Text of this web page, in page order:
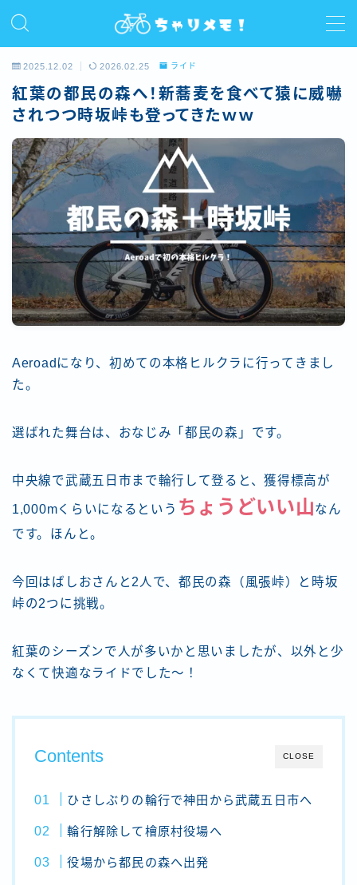
MENU
ホーム
プロフィール
ライド
サイクルコラム
レビュー/インプレ
2025.12.02 2026.02.25 ライド
紅葉の都民の森へ！新蕎麦を食べて猿に威嚇
されつつ時坂峠も登ってきたｗｗ
Aeroadになり、初めての本格ヒルクラに行ってきまし
た。
選ばれた舞台は、おなじみ「都民の森」です。
中央線で武蔵五日市まで輪行して登ると、獲得標高が
1,000mくらいになるという ちょうどいい山なん
です。ほんと。
今回はばしおさんと2人で、都民の森（風張峠）と時坂
峠の2つに挑戦。
紅葉のシーズンで人が多いかと思いましたが、以外と少
なくて快適なライドでした〜！
CLOSE
Contents
ひさしぶりの輪行で神田から武蔵五日市へ
輪行解除して檜原村役場へ
役場から都民の森へ出発